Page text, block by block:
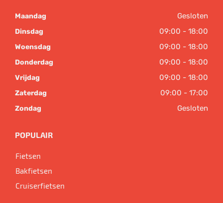
Maandag Gesloten
Dinsdag 09:00 - 18:00
Woensdag 09:00 - 18:00
Donderdag 09:00 - 18:00
Vrijdag 09:00 - 18:00
Zaterdag 09:00 - 17:00
Zondag Gesloten
POPULAIR
Fietsen
Bakfietsen
Cruiserfietsen